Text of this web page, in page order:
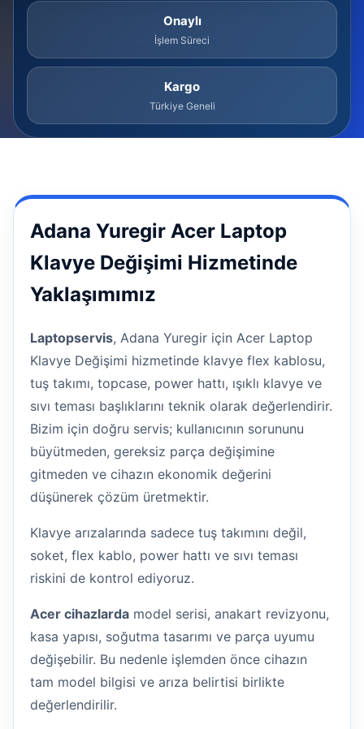
Onaylı
İşlem Süreci
Kargo
Türkiye Geneli
Adana Yuregir Acer Laptop
Klavye Değişimi Hizmetinde
Yaklaşımımız
Laptopservis, Adana Yuregir için Acer Laptop
Klavye Değişimi hizmetinde klavye flex kablosu,
tuş takımı, topcase, power hattı, ışıklı klavye ve
sıvı teması başlıklarını teknik olarak değerlendirir.
Bizim için doğru servis; kullanıcının sorununu
büyütmeden, gereksiz parça değişimine
gitmeden ve cihazın ekonomik değerini
düşünerek çözüm üretmektir.
Klavye arızalarında sadece tuş takımını değil,
soket, flex kablo, power hattı ve sıvı teması
riskini de kontrol ediyoruz.
Acer cihazlarda model serisi, anakart revizyonu,
kasa yapısı, soğutma tasarımı ve parça uyumu
değişebilir. Bu nedenle işlemden önce cihazın
tam model bilgisi ve arıza belirtisi birlikte
değerlendirilir.